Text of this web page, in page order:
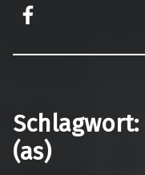
Schlagwort:
(as)